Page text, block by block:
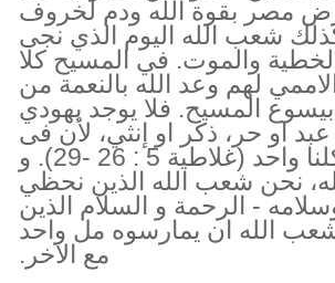
مصر بقوة الله ودم لخروف
شعب الله اليوم الذي نجى
والموت. في المسيح كلا
لهم وعد الله بالنعمة من
بيسوع المسيح. فلا يوجد يهودي
او حر، ذكر او إنثي، لأن فى
يسوع كلنا واحد (غلاطية 5 : 26 -29). و
نحن شعب الله الذين نحظي
- الرحمة و السلام الذين
الله ان يمارسوه مل واحد
مع الاخر.